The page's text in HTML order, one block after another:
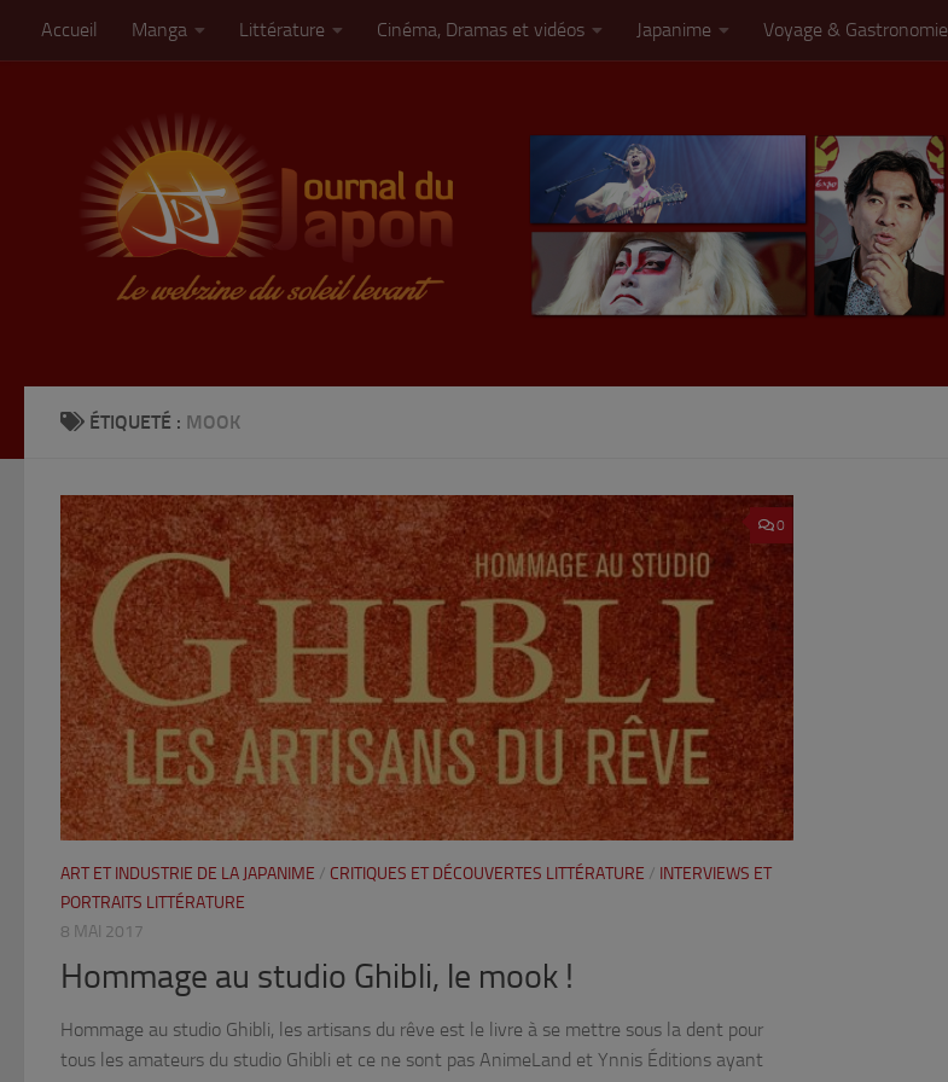
Skip to content
Accueil Manga Littérature Cinéma, Dramas et vidéos Japanime Voyage & Gastronomie
ÉTIQUETÉ : MOOK
0
ART ET INDUSTRIE DE LA JAPANIME / CRITIQUES ET DÉCOUVERTES LITTÉRATURE / INTERVIEWS ET
PORTRAITS LITTÉRATURE
8 MAI 2017
Hommage au studio Ghibli, le mook !
Hommage au studio Ghibli, les artisans du rêve est le livre à se mettre sous la dent pour
tous les amateurs du studio Ghibli et ce ne sont pas AnimeLand et Ynnis Éditions ayant